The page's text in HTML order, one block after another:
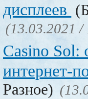
дисплеев
(13.03.2021 /
Casino Sol:
интернет-
Разное)